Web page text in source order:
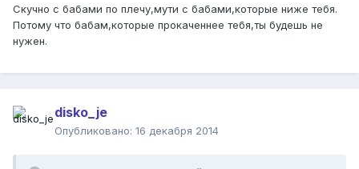
Скучно с бабами по плечу,мути с бабами,которые ниже тебя.
Потому что бабам,которые прокаченнее тебя,ты будешь не
нужен.
disko_je
Опубликовано: 16 декабря 2014